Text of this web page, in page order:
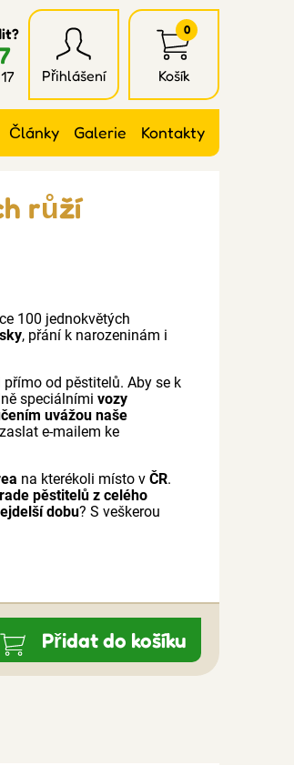
Přihlášení
0
Košík
Články Galerie Kontakty
růží
100 jednokvětých
, přání k narozeninám i
od pěstitelů. Aby se k
speciálnímivozy
uvážou naše
e-mailem ke
na kterékoli místo vČR.
pěstitelů z celého
dobu? S veškerou
Přidat do košíku